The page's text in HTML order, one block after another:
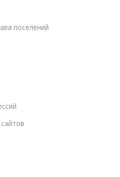
поселений